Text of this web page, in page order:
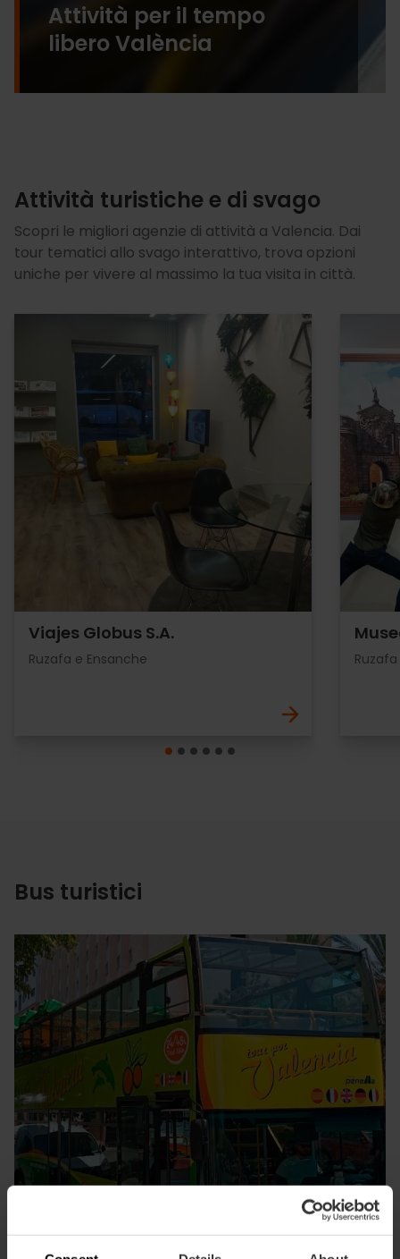
Attività per il tempo
libero València
Attività turistiche e di svago
Scopri le migliori agenzie di attività a Valencia. Dai
tour tematici allo svago interattivo, trova opzioni
uniche per vivere al massimo la tua visita in città.
Viajes Globus S.A.
Ruzafa e Ensanche
Bus turistici